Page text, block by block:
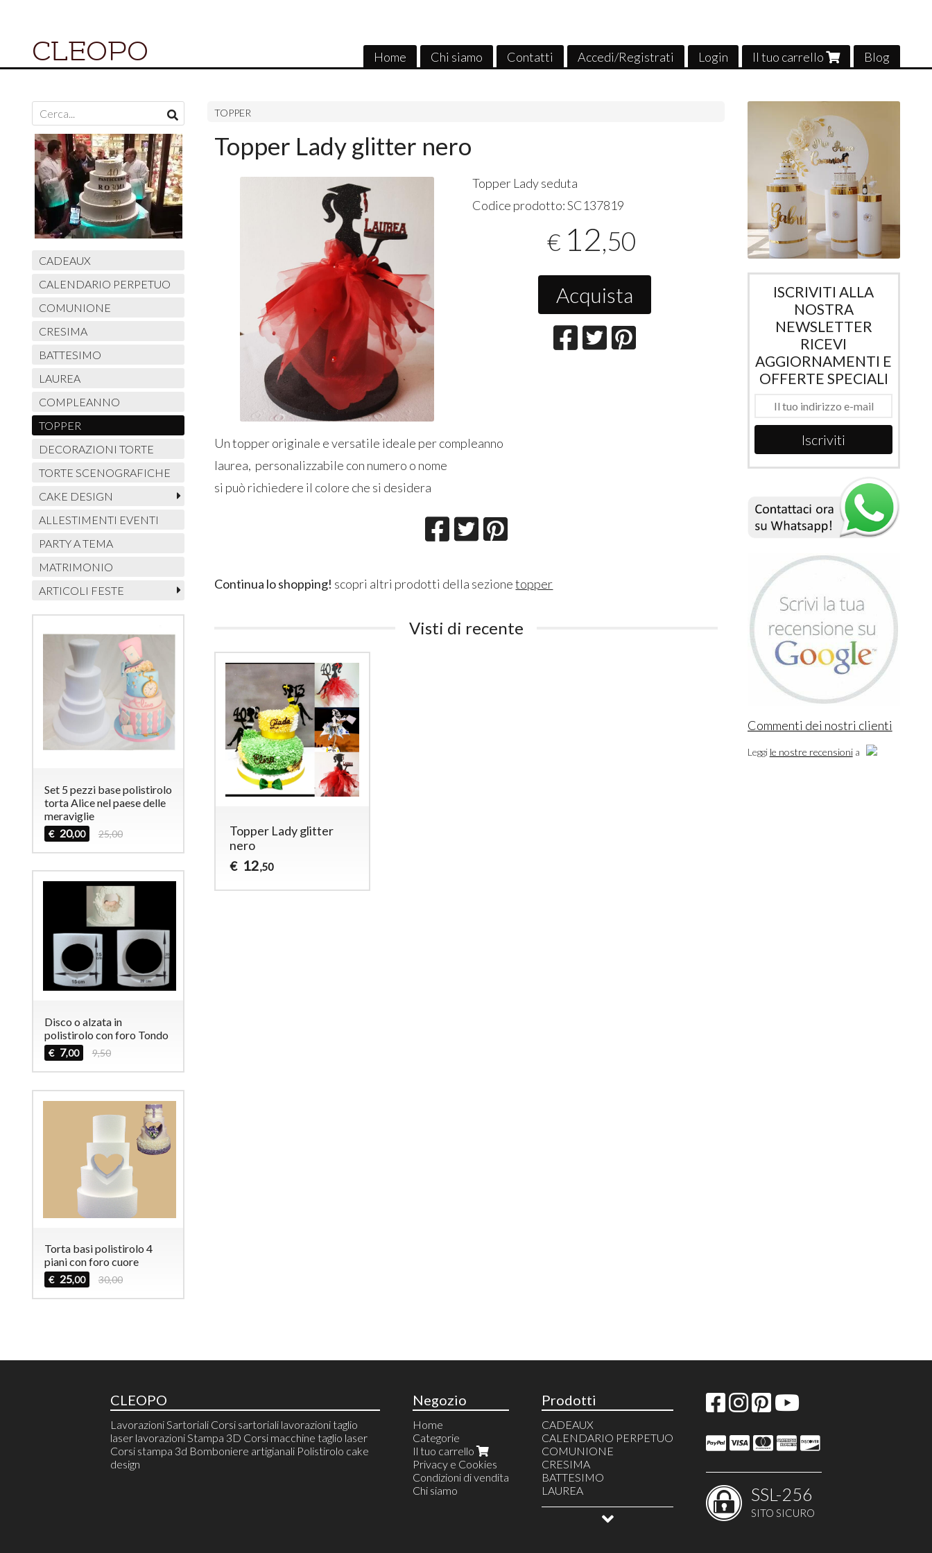
Home Chi siamo Contatti Accedi/Registrati Login Il tuo carrello Blog
CLEOPO
TOPPER
Topper Lady glitter nero
Topper Lady seduta
Codice prodotto:SC137819
€ 12,50
Acquista
Un topper originale e versatile ideale per compleanno
laurea, personalizzabile con numero o nome
si può richiedere il colore che si desidera
Continua lo shopping! scopri altri prodotti della sezionetopper
Visti di recente
Topper Lady glitter
nero
€ 12,50
CADEAUX
CALENDARIO PERPETUO
COMUNIONE
CRESIMA
BATTESIMO
LAUREA
COMPLEANNO
TOPPER
DECORAZIONI TORTE
TORTE SCENOGRAFICHE
CAKE DESIGN
ALLESTIMENTI EVENTI
PARTY A TEMA
MATRIMONIO
ARTICOLI FESTE
Set 5 pezzi base polistirolo
torta Alice nel paese delle
meraviglie
€ 20,00 25,00
Disco o alzata in
polistirolo con foro Tondo
€ 7,00 9,50
Torta basi polistirolo 4
piani con foro cuore
€ 25,00 30,00
ISCRIVITI ALLA
NOSTRA
NEWSLETTER
RICEVI
AGGIORNAMENTI E
OFFERTE SPECIALI
Iscriviti
Commenti dei nostri clienti
Leggi le nostre recensionia
CLEOPO
Lavorazioni Sartoriali Corsi sartoriali lavorazioni taglio
laser lavorazioni Stampa 3D Corsi macchine taglio laser
Corsi stampa 3d Bomboniere artigianali Polistirolo cake
design
Negozio
Home
Categorie
Il tuo carrello
Privacy e Cookies
Condizioni di vendita
Chi siamo
Prodotti
CADEAUX
CALENDARIO PERPETUO
COMUNIONE
CRESIMA
BATTESIMO
LAUREA
COMPLEANNO
SSL-256
SITO SICURO